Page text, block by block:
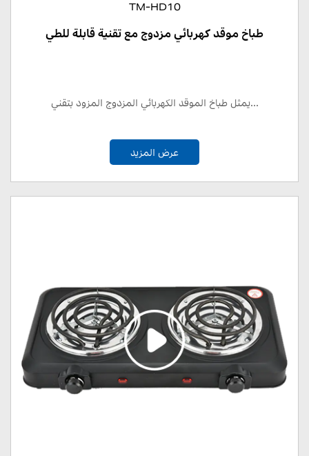
TM-HD10
طباخ موقد كهربائي مزدوج مع تقنية قابلة للطي
يمثل طباخ الموقد الكهربائي المزدوج المزود بتقني...
عرض المزيد